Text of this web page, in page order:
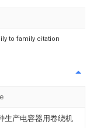
to family citation
生产电容器用卷绕机